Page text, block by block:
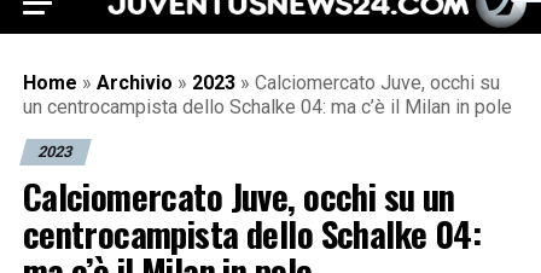
Juventus News 24
Home » Archivio » 2023 » Calciomercato Juve, occhi su
un centrocampista dello Schalke 04: ma c’è il Milan in pole
2023
Calciomercato Juve, occhi su un
centrocampista dello Schalke 04: